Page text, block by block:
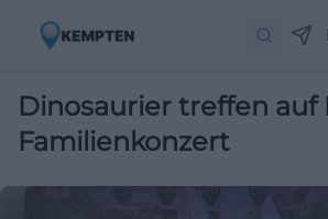
Dinosaurier treffen auf
Familienkonzert